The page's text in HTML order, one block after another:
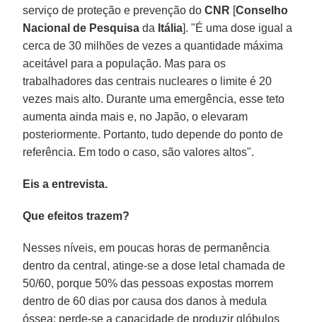
serviço de proteção e prevenção doCNR [Conselho
Nacional de Pesquisa da Itália]. "É uma dose igual a
cerca de 30 milhões de vezes a quantidade máxima
aceitável para a população. Mas para os
trabalhadores das centrais nucleares o limite é 20
vezes mais alto. Durante uma emergência, esse teto
aumenta ainda mais e, no Japão, o elevaram
posteriormente. Portanto, tudo depende do ponto de
referência. Em todo o caso, são valores altos".
Eis a entrevista.
Que efeitos trazem?
Nesses níveis, em poucas horas de permanência
dentro da central, atinge-se a dose letal chamada de
50/60, porque 50% das pessoas expostas morrem
dentro de 60 dias por causa dos danos à medula
óssea: perde-se a capacidade de produzir glóbulos